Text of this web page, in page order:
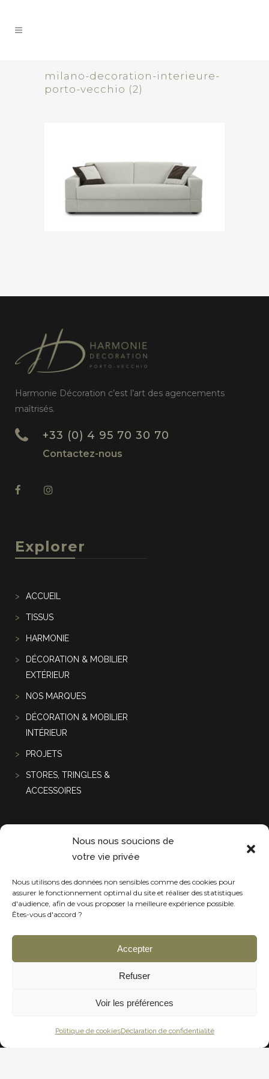
Nous nous soucions de
votre vie privée
Nous utilisons des données non sensibles comme des cookies pour
assurer le fonctionnement optimal du site et réaliser des statistiques
d'audience, afin de vous proposer la meilleure expérience possible.
Êtes-vous d'accord ?
Accepter
Refuser
Voir les préférences
Politique de cookiesDéclaration de confidentialité
milano-decoration-interieure-
porto-vecchio (2)
Harmonie Décoration c’est l’art des agencements
maîtrisés.
+33 (0) 4 95 70 30 70
Contactez-nous
Explorer
ACCUEIL
TISSUS
HARMONIE
DÉCORATION & MOBILIER
EXTÉRIEUR
NOS MARQUES
DÉCORATION & MOBILIER
INTÉRIEUR
PROJETS
STORES, TRINGLES &
ACCESSOIRES
Projets récentes